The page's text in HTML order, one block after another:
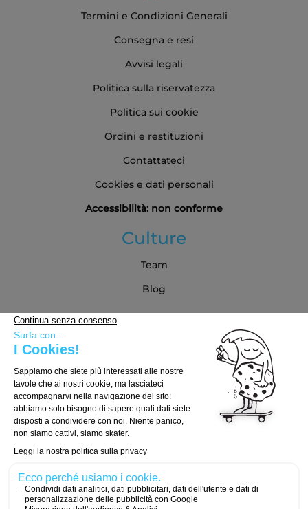
Termini e Condizioni Generali
Consegna e resi
Avvisi legali
Politica sulla riservatezza
Politica sui cookie
Ordini e restituzioni
Contattateci
Cookies e dati personali
Accessibilità: non conforme
Culture
Team
Blog
Guida all'acquisto
Come scegliere la tua tavola